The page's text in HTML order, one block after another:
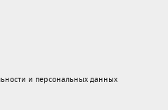
и персональных данных